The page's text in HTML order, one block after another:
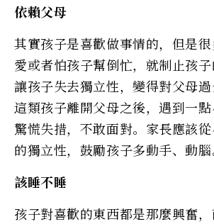
依賴父母
其實孩子是喜歡做事情的，但是
愛或者怕孩子幫倒忙，就制止孩子
讓孩子失去獨立性，變得對父母
這類孩子離開父母之後，遇到一
驚慌失措，不敢面對。家長應該
的獨立性，鼓勵孩子多動手、動腦
該睡不睡
孩子對喜歡的東西都是那麼興奮